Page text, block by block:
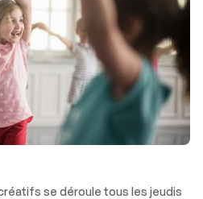
se déroule tous les jeudis